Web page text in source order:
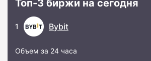
Топ-3 биржи на сегодня
1 Bybit
Объем за 24 часа